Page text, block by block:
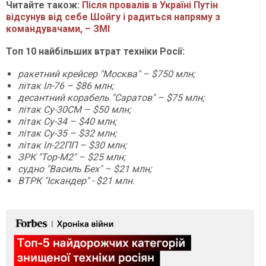
Читайте також: Після провалів в Україні Путін
відсунув від себе Шойгу і радиться напряму з
командувачами, – ЗМІ
Топ 10 найбільших втрат техніки Росії:
ракетний крейсер "Москва" – $750 млн;
літак Іл-76 – $86 млн;
десантний корабель "Саратов" – $75 млн;
літак Су-30СМ – $50 млн;
літак Су-34 – $40 млн;
літак Су-35 – $32 млн;
літак Іл-22ПП – $30 млн;
ЗРК "Тор-М2" – $25 млн;
судно "Василь Бех" – $21 млн;
ВТРК "Іскандер" - $21 млн.